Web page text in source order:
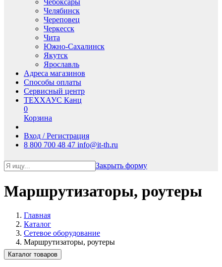
Чебоксары
Челябинск
Череповец
Черкесск
Чита
Южно-Сахалинск
Якутск
Ярославль
Адреса магазинов
Способы оплаты
Сервисный центр
ТЕХХАУС Канц
0
Корзина
Вход / Регистрация
8 800 700 48 47 info@it-th.ru
Закрыть форму
Маршрутизаторы, роутеры
Главная
Каталог
Сетевое оборудование
Маршрутизаторы, роутеры
Каталог товаров